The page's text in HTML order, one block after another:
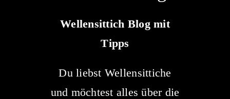
nach:
Wellensittich Blog mit
Tipps
Du liebst Wellensittiche
und möchtest alles über die